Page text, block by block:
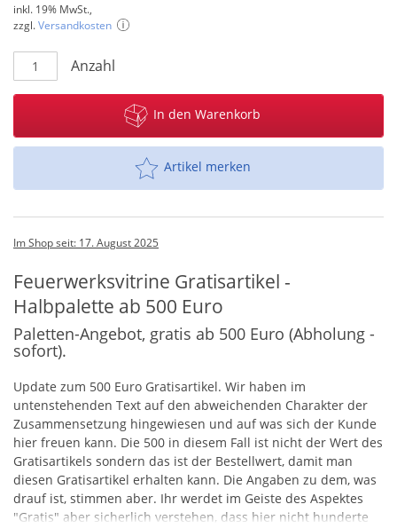
inkl. 19% MwSt.,
zzgl.Versandkosten
Anzahl
In den Warenkorb
Artikel merken
Im Shop seit: 17. August 2025
Feuerwerksvitrine Gratisartikel -
Halbpalette ab 500 Euro
Paletten-Angebot, gratis ab 500 Euro (Abholung -
sofort).
Update zum 500 Euro Gratisartikel. Wir haben im
untenstehenden Text auf den abweichenden Charakter der
Zusammensetzung hingewiesen und auf was sich der Kunde
hier freuen kann. Die 500 in diesem Fall ist nicht der Wert des
Gratisartikels sondern das ist der Bestellwert, damit man
diesen Gratisartikel erhalten kann. Die Angaben zu dem, was
drauf ist, stimmen aber. Ihr werdet im Geiste des Aspektes
"Gratis" aber sicherlich verstehen, dass hier nicht hunderte